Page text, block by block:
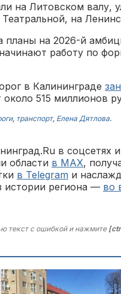
на Литовском валу,
на
планы на 2026-й
работу по
в Калининграде
515 миллионов
, транспорт, Елена Дятлова.
в соцсетях
области в MAX,
в Telegram и
истории региона — во
текст с ошибкой и нажмите